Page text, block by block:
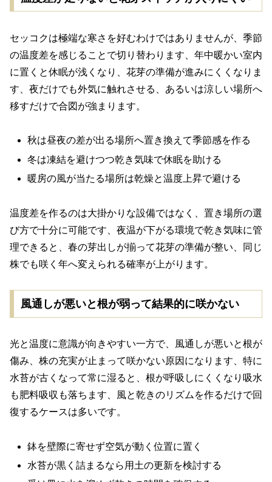
セッコクは極端な寒さを好むわけではありませんが、季節
の温度差を感じることで切り替わります、年中暖かい室内
に置くと休眠が浅くなり、花芽の準備が進みにくくなりま
す、夜だけでも外気に触れさせる、あるいは涼しい場所へ
移すだけで合図が強まります。
秋は昼夜の差が出る場所へ置き換えて季節感を作る
冬は凍結を避けつつ乾き気味で休眠を助ける
暖房の風が当たる場所は乾燥と温度上昇で避ける
温度差を作るのは大掛かりな設備ではなく、置き場所の選
び方で十分に可能です、夜温が下がる環境で乾き気味に管
理できると、春の芽出しが揃って花芽の準備が整い、同じ
株でも咲く年へ変えられる確率が上がります。
風通しが悪いと根が弱って結果的に咲かない
光と温度に意識が向きやすい一方で、風通しが悪いと根が
傷み、株の充実が止まって咲かない原因になります、特に
水苔が古くなって常に湿ると、根が呼吸しにくくなり吸水
も肥料吸収も落ちます、風と乾きのリズムを作るだけで回
復するケースは多いです。
鉢を壁際に寄せず空気が動く位置に置く
水苔が黒く詰まるなら用土の更新を検討する